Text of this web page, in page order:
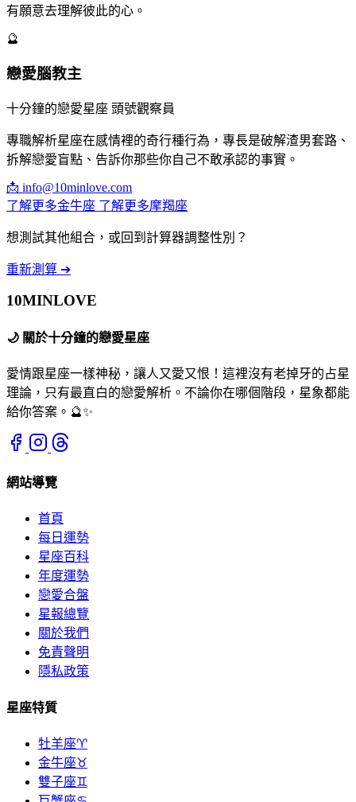
有願意去理解彼此的心。
🔮
戀愛腦教主
十分鐘的戀愛星座 頭號觀察員
專職解析星座在感情裡的奇行種行為，專長是破解渣男套路、
拆解戀愛盲點、告訴你那些你自己不敢承認的事實。
📩 info@10minlove.com
了解更多金牛座 了解更多摩羯座
想測試其他組合，或回到計算器調整性別？
重新測算 ➔
10MINLOVE
🌙 關於十分鐘的戀愛星座
愛情跟星座一樣神秘，讓人又愛又恨！這裡沒有老掉牙的占星
理論，只有最直白的戀愛解析。不論你在哪個階段，星象都能
給你答案。🔮✨
網站導覽
首頁
每日運勢
星座百科
年度運勢
戀愛合盤
星報總覽
關於我們
免責聲明
隱私政策
星座特質
牡羊座♈
金牛座♉
雙子座♊